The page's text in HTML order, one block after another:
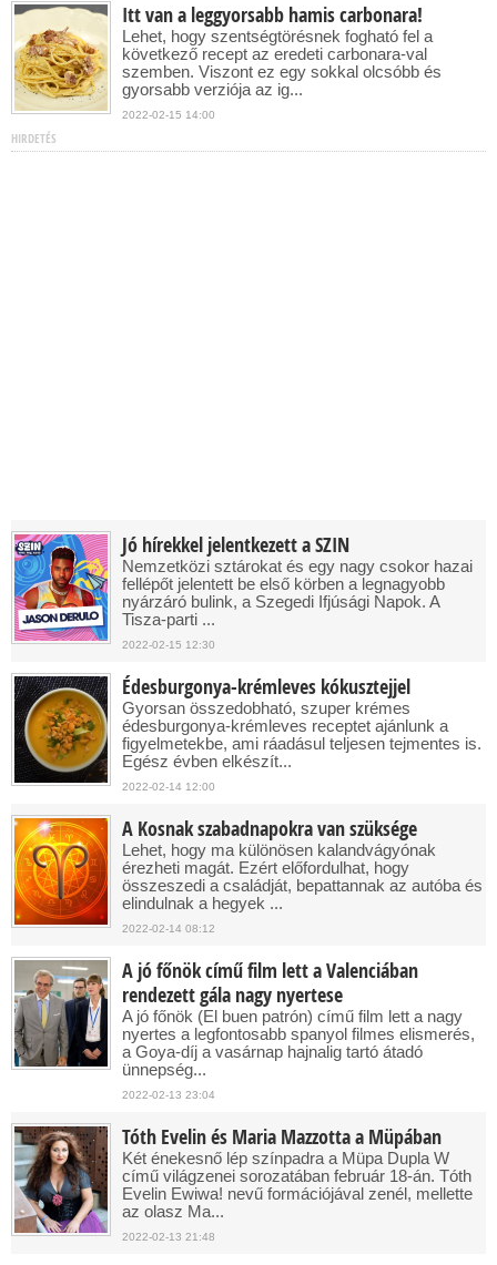
Itt van a leggyorsabb hamis carbonara!
Lehet, hogy szentségtörésnek fogható fel a
következő recept az eredeti carbonara-val
szemben. Viszont ez egy sokkal olcsóbb és
gyorsabb verziója az ig...
2022-02-15 14:00
HIRDETÉS
Jó hírekkel jelentkezett a SZIN
Nemzetközi sztárokat és egy nagy csokor hazai
fellépőt jelentett be első körben a legnagyobb
nyárzáró bulink, a Szegedi Ifjúsági Napok. A
Tisza-parti ...
2022-02-15 12:30
Édesburgonya-krémleves kókusztejjel
Gyorsan összedobható, szuper krémes
édesburgonya-krémleves receptet ajánlunk a
figyelmetekbe, ami ráadásul teljesen tejmentes is.
Egész évben elkészít...
2022-02-14 12:00
A Kosnak szabadnapokra van szüksége
Lehet, hogy ma különösen kalandvágyónak
érezheti magát. Ezért előfordulhat, hogy
összeszedi a családját, bepattannak az autóba és
elindulnak a hegyek ...
2022-02-14 08:12
A jó főnök című film lett a Valenciában
rendezett gála nagy nyertese
A jó főnök (El buen patrón) című film lett a nagy
nyertes a legfontosabb spanyol filmes elismerés,
a Goya-díj a vasárnap hajnalig tartó átadó
ünnepség...
2022-02-13 23:04
Tóth Evelin és Maria Mazzotta a Müpában
Két énekesnő lép színpadra a Müpa Dupla W
című világzenei sorozatában február 18-án. Tóth
Evelin Ewiwa! nevű formációjával zenél, mellette
az olasz Ma...
2022-02-13 21:48